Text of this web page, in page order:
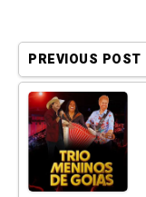
PREVIOUS POST